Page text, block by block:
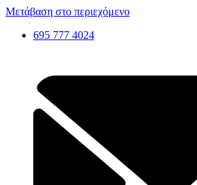
Μετάβαση στο περιεχόμενο
695 777 4024